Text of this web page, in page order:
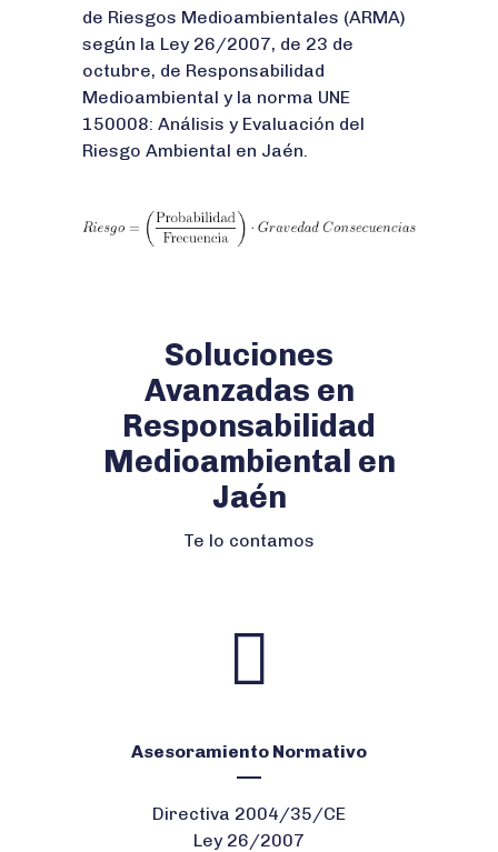
de Riesgos Medioambientales (ARMA)
según la Ley 26/2007, de 23 de
octubre, de Responsabilidad
Medioambiental y la norma UNE
150008: Análisis y Evaluación del
Riesgo Ambiental en Jaén.
Soluciones
Avanzadas en
Responsabilidad
Medioambiental en
Jaén
Te lo contamos
Asesoramiento Normativo
Directiva 2004/35/CE
Ley 26/2007